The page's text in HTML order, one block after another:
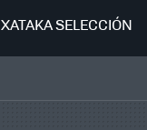
XATAKA SELECCIÓN